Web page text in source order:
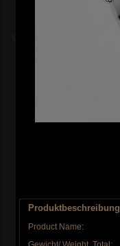
Produktbeschreibung
Product Name: